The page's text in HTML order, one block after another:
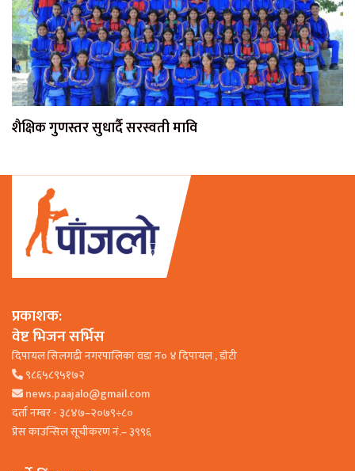
शैक्षिक गुणस्तर सुधार्दै सरस्वती मावि
प्रकाशक:
वेष्ट भिजन सर्भिस
दिपायल सिलगढी नगरपालिका वडा न० ४ दिपायल , डाेटी
९८६५८९५१७२
news.paajalo@gmail.com
दर्ता नम्बर - ३८४७–२०७९÷८०
प्रेस काउन्सिल सूचीकरण नं.– ३९९६